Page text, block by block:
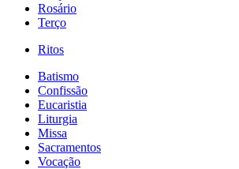
Rosário
Terço
Ritos
Batismo
Confissão
Eucaristia
Liturgia
Missa
Sacramentos
Vocação